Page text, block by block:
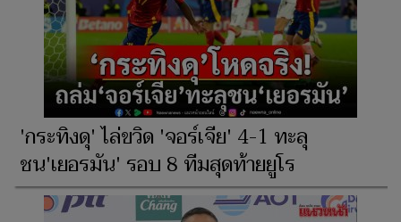
'กระทิงดุ' ไล่ขวิด 'จอร์เจีย' 4-1 ทะลุ
ชน'เยอรมัน' รอบ 8 ทีมสุดท้ายยูโร